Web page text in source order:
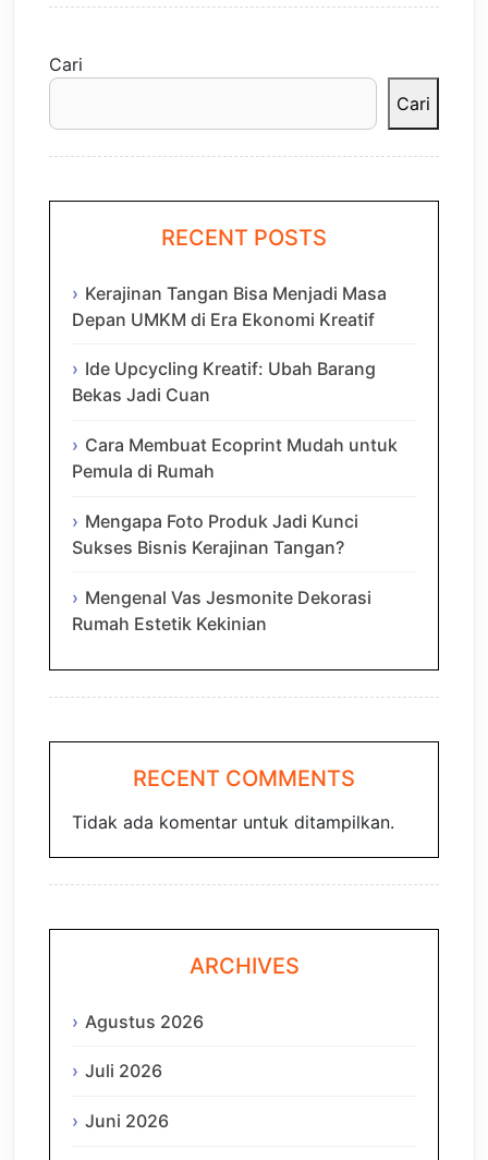
Cari
Cari
RECENT POSTS
Kerajinan Tangan Bisa Menjadi Masa
Depan UMKM di Era Ekonomi Kreatif
Ide Upcycling Kreatif: Ubah Barang
Bekas Jadi Cuan
Cara Membuat Ecoprint Mudah untuk
Pemula di Rumah
Mengapa Foto Produk Jadi Kunci
Sukses Bisnis Kerajinan Tangan?
Mengenal Vas Jesmonite Dekorasi
Rumah Estetik Kekinian
RECENT COMMENTS
Tidak ada komentar untuk ditampilkan.
ARCHIVES
Agustus 2026
Juli 2026
Juni 2026